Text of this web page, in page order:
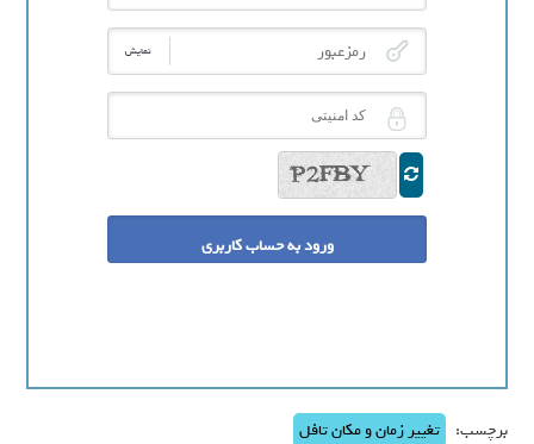
رمزعبور نمایش
کد امنیتی
برچسب:
تغییر زمان و مکان تافل